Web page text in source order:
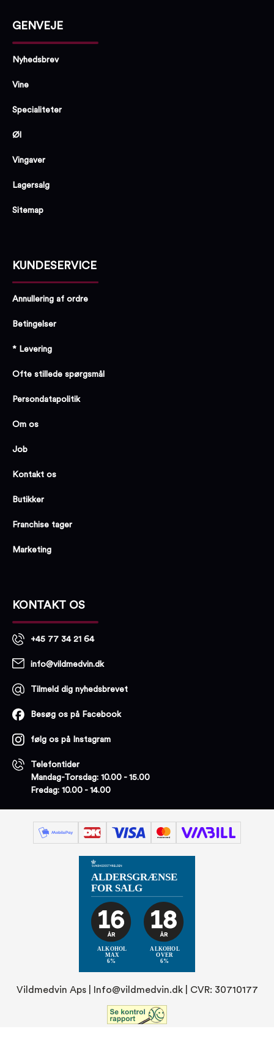
GENVEJE
Nyhedsbrev
Vine
Specialiteter
Øl
Vingaver
Lagersalg
Sitemap
KUNDESERVICE
Annullering af ordre
Betingelser
* Levering
Ofte stillede spørgsmål
Persondatapolitik
Om os
Job
Kontakt os
Butikker
Franchise tager
Marketing
KONTAKT OS
+45 77 34 21 64
info@vildmedvin.dk
Tilmeld dig nyhedsbrevet
Besøg os på Facebook
følg os på Instagram
Telefontider
Mandag-Torsdag: 10.00 - 15.00
Fredag: 10.00 - 14.00
Vildmedvin Aps | Info@vildmedvin.dk| CVR: 30710177